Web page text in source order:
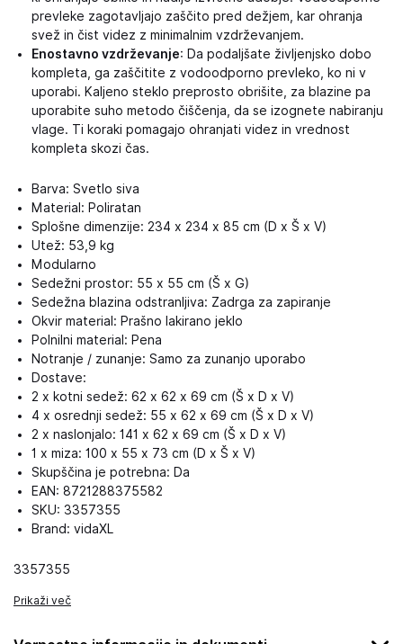
prevleke zagotavljajo zaščito pred dežjem, kar ohranja
svež in čist videz z minimalnim vzdrževanjem.
Enostavno vzdrževanje: Da podaljšate življenjsko dobo
kompleta, ga zaščitite z vodoodporno prevleko, ko ni v
uporabi. Kaljeno steklo preprosto obrišite, za blazine pa
uporabite suho metodo čiščenja, da se izognete nabiranju
vlage. Ti koraki pomagajo ohranjati videz in vrednost
kompleta skozi čas.
Barva: Svetlo siva
Material: Poliratan
Splošne dimenzije: 234 x 234 x 85 cm (D x Š x V)
Utež: 53,9 kg
Modularno
Sedežni prostor: 55 x 55 cm (Š x G)
Sedežna blazina odstranljiva: Zadrga za zapiranje
Okvir material: Prašno lakirano jeklo
Polnilni material: Pena
Notranje / zunanje: Samo za zunanjo uporabo
Dostave:
2 x kotni sedež: 62 x 62 x 69 cm (Š x D x V)
4 x osrednji sedež: 55 x 62 x 69 cm (Š x D x V)
2 x naslonjalo: 141 x 62 x 69 cm (Š x D x V)
1 x miza: 100 x 55 x 73 cm (D x Š x V)
Skupščina je potrebna: Da
EAN: 8721288375582
SKU: 3357355
Brand: vidaXL
3357355
Prikaži več